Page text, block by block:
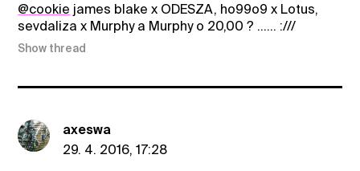
@cookie james blake x ODESZA, ho99o9 x Lotus,
sevdaliza x Murphy a Murphy o 20,00 ? ...... :///
Show thread
axeswa
29. 4. 2016, 17:28